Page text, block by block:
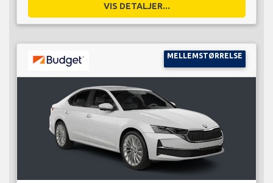
VIS DETALJER...
MELLEMSTØRRELSE